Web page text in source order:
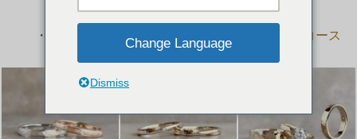
下記コースで手作りされた作品をご紹介します
手作り結婚指輪コース
手作りペアリングコース
Change Language
Dismiss